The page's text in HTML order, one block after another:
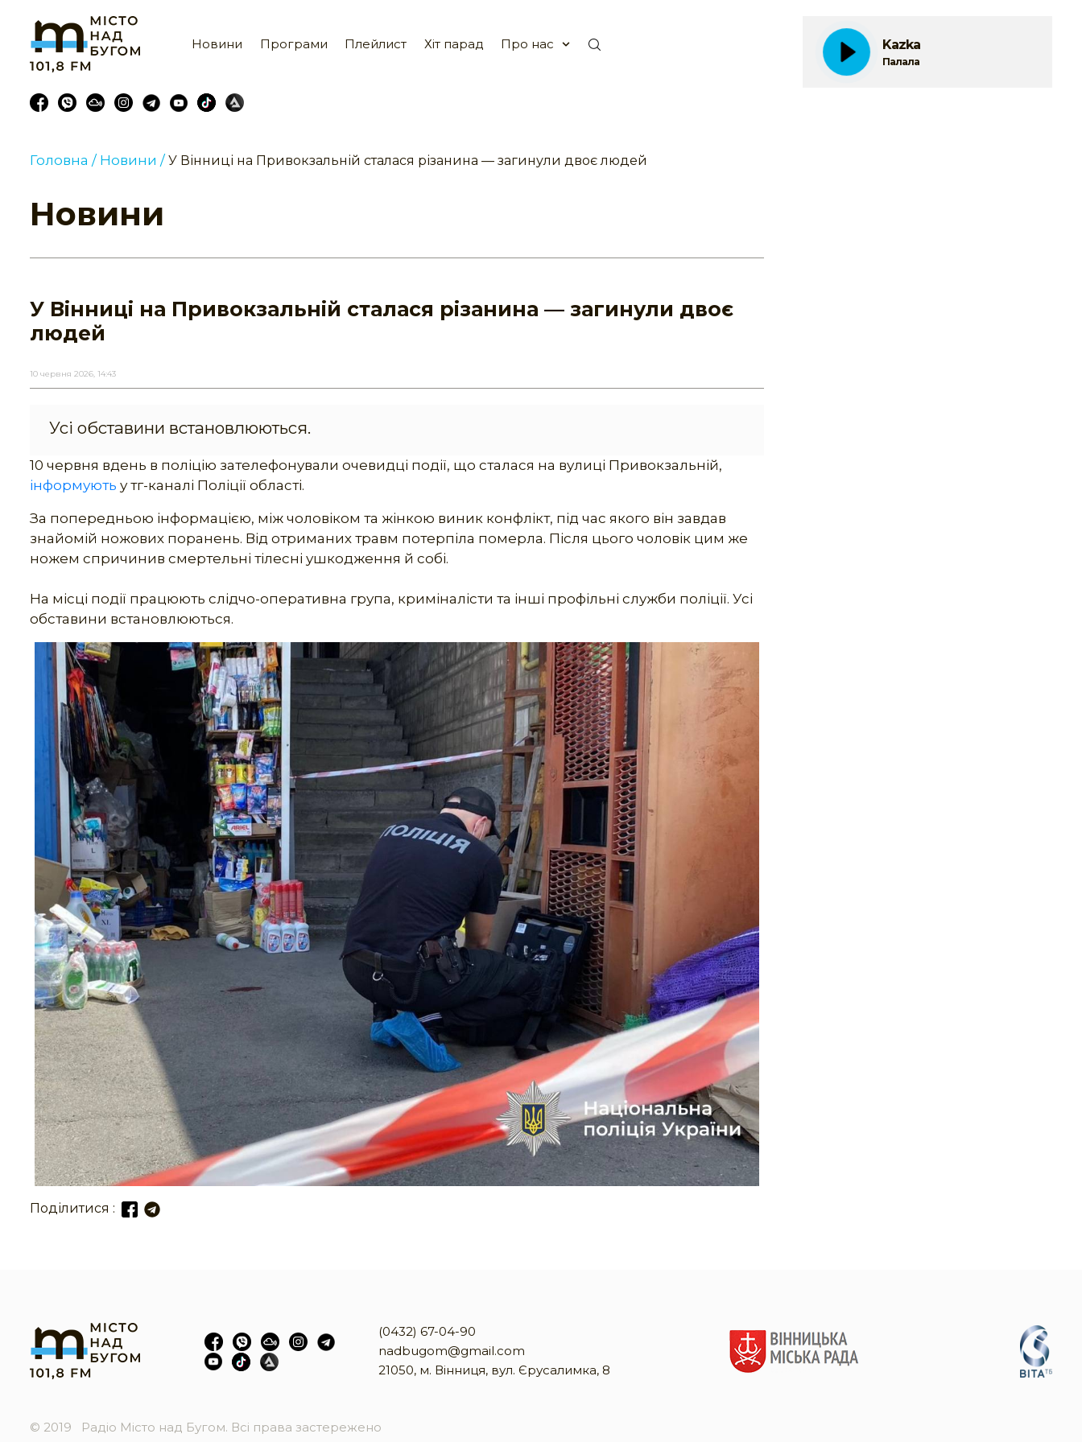
Новини Програми Плейлист Хіт парад Про нас Kazka
Палала
Головна / Новини / У Вінниці на Привокзальній сталася різанина — загинули двоє людей
Новини
У Вінниці на Привокзальній сталася різанина — загинули двоє
людей
10 червня 2026, 14:43
Усі обставини встановлюються.
10 червня вдень в поліцію зателефонували очевидці події, що сталася на вулиці Привокзальній,
інформують у тг-каналі Поліції області.
За попередньою інформацією, між чоловіком та жінкою виник конфлікт, під час якого він завдав
знайомій ножових поранень. Від отриманих травм потерпіла померла. Після цього чоловік цим же
ножем спричинив смертельні тілесні ушкодження й собі.
На місці події працюють слідчо-оперативна група, криміналісти та інші профільні служби поліції. Усі
обставини встановлюються.
Поділитися :
(0432) 67-04-90
nadbugom@gmail.com
21050, м. Вінниця, вул. Єрусалимка, 8
© 2019 Радіо Місто над Бугом. Всі права застережено